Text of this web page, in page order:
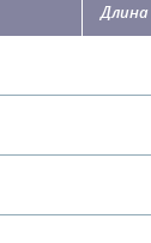
Длина